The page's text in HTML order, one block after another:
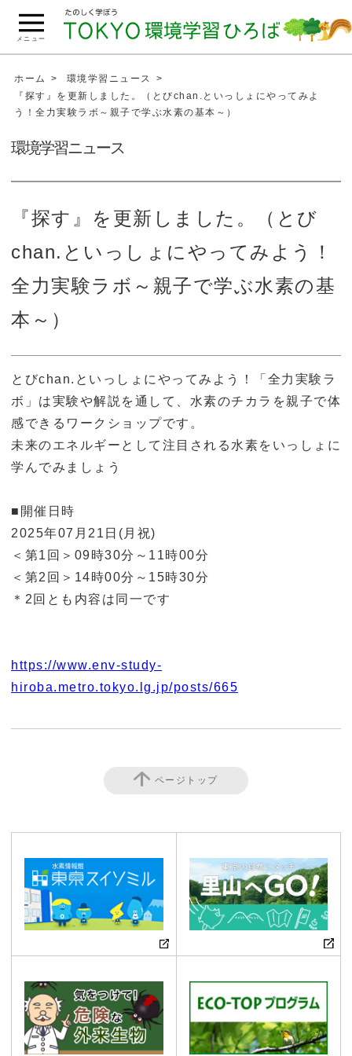
ペ
へ
メニュー
ホーム
環境学習ニュース
『探す』を更新しました。（とびchan.といっしょにやってみよ
う！全力実験ラボ～親子で学ぶ水素の基本～）
環境学習ニュース
『探す』を更新しました。（とび
chan.といっしょにやってみよう！
全力実験ラボ～親子で学ぶ水素の基
本～）
とびchan.といっしょにやってみよう！「全力実験ラ
ボ」は実験や解説を通して、水素のチカラを親子で体
感できるワークショップです。
未来のエネルギーとして注目される水素をいっしょに
学んでみましょう
■開催日時
2025年07月21日(月祝)
＜第1回＞09時30分～11時00分
＜第2回＞14時00分～15時30分
＊2回とも内容は同一です
https://www.env-study-
hiroba.metro.tokyo.lg.jp/posts/665
ページトップ